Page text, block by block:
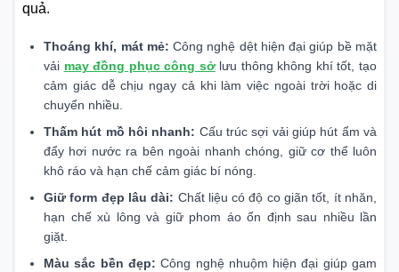
quả.
Thoáng khí, mát mẻ: Công nghệ dệt hiện đại giúp bề mặt
vải may đồng phục công sởlưu thông không khí tốt, tạo
cảm giác dễ chịu ngay cả khi làm việc ngoài trời hoặc di
chuyển nhiều.
Thấm hút mồ hôi nhanh: Cấu trúc sợi vải giúp hút ẩm và
đẩy hơi nước ra bên ngoài nhanh chóng, giữ cơ thể luôn
khô ráo và hạn chế cảm giác bí nóng.
Giữ form đẹp lâu dài: Chất liệu có độ co giãn tốt, ít nhăn,
hạn chế xù lông và giữ phom áo ổn định sau nhiều lần
giặt.
Màu sắc bền đẹp: Công nghệ nhuộm hiện đại giúp gam